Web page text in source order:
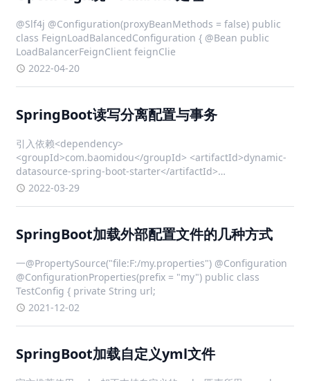
@Slf4j @Configuration(proxyBeanMethods = false) public
class FeignLoadBalancedConfiguration { @Bean public
LoadBalancerFeignClient feignClie
2022-04-20
SpringBoot读写分离配置与事务
引入依赖<dependency>
<groupId>com.baomidou</groupId> <artifactId>dynamic-
datasource-spring-boot-starter</artifactId>
<version>3.5.1</version>
2022-03-29
SpringBoot加载外部配置文件的几种方式
一@PropertySource("file:F:/my.properties") @Configuration
@ConfigurationProperties(prefix = "my") public class
TestConfig { private String url;
2021-12-02
SpringBoot加载自定义yml文件